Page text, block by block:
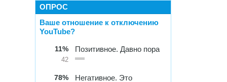
ОПРОС
Ваше отношение к отключению
YouTube?
11%
42
Позитивное. Давно пора
78%
Негативное. Это